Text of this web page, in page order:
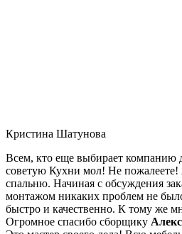
Кристина Шатунова
Всем, кто еще выбирает компанию
советую Кухни мол! Не пожалеете!
спальню. Начиная с обсуждения
монтажом никаких проблем не
быстро и качественно. К тому же
Огромное спасибо сборщику